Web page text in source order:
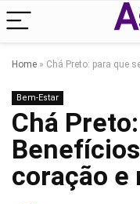
Home » Chá Preto: para que
Bem-Estar
Chá
coração e